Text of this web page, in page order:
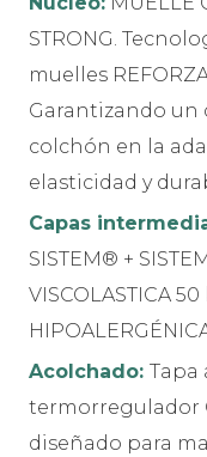
STRONG.
muelles
Garantizando
colchón en la
elasticidad y
Capas
SISTEM® +
VISCOLASTICA
Acolchado: Tapa
termorregulador
diseñado para